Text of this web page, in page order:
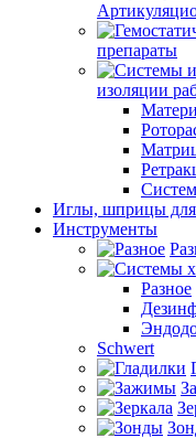
препараты
изоляции
Иглы, шприцы для
Инструменты
Разное
Schwert